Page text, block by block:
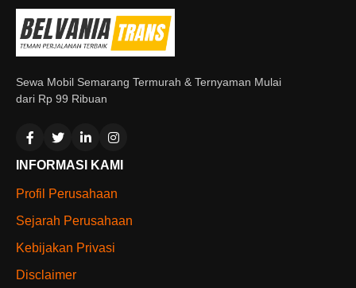
Sewa Mobil Semarang Termurah & Ternyaman Mulai
dari Rp 99 Ribuan
INFORMASI KAMI
Profil Perusahaan
Sejarah Perusahaan
Kebijakan Privasi
Disclaimer